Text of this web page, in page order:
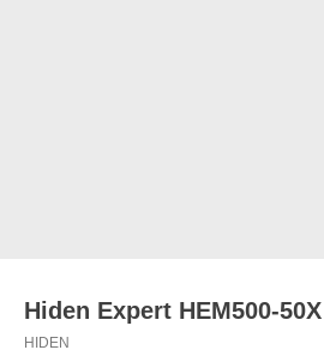
Hiden Expert HEM500-50X
HIDEN